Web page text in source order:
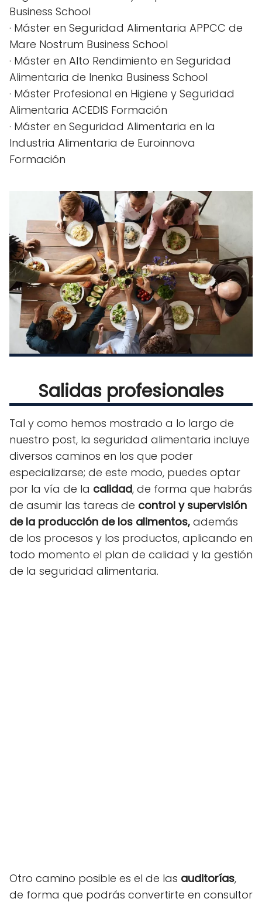
Business School
· Máster en Seguridad Alimentaria APPCC de
Mare Nostrum Business School
· Máster en Alto Rendimiento en Seguridad
Alimentaria de Inenka Business School
· Máster Profesional en Higiene y Seguridad
Alimentaria ACEDIS Formación
· Máster en Seguridad Alimentaria en la
Industria Alimentaria de Euroinnova
Formación
Salidas profesionales
Tal y como hemos mostrado a lo largo de
nuestro post, la seguridad alimentaria incluye
diversos caminos en los que poder
especializarse; de este modo, puedes optar
por la vía de la calidad, de forma que habrás
de asumir las tareas de control y supervisión
de la producción de los alimentos, además
de los procesos y los productos, aplicando en
todo momento el plan de calidad y la gestión
de la seguridad alimentaria.
Otro camino posible es el de las auditorías,
de forma que podrás convertirte en consultor